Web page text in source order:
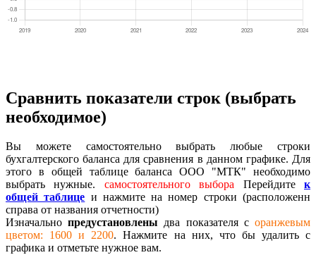
Сравнить показатели строк (выбрать
необходимое)
Вы можете самостоятельно выбрать любые строки
бухгалтерского баланса для сравнения в данном графике. Для
этого в общей таблице баланса ООО "МТК" необходимо
выбрать нужные. самостоятельного выбора Перейдитек
общей таблице и нажмите на номер строки (расположенн
справа от названия отчетности)
Изначальнопредустановлены два показателя соранжевым
цветом: 1600 и 2200. Нажмите на них, что бы удалить с
графика и отметьте нужное вам.